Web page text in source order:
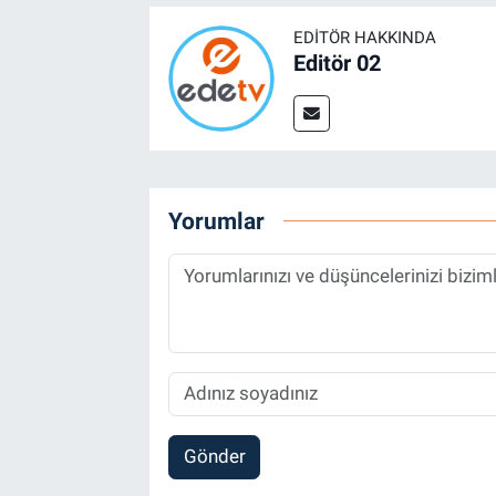
EDITÖR HAKKINDA
Editör 02
Yorumlar
Gönder